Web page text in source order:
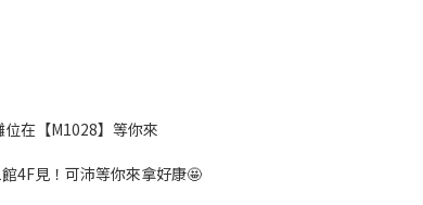
在【M1028】等你來
4F見！可沛等你來拿好康🤩